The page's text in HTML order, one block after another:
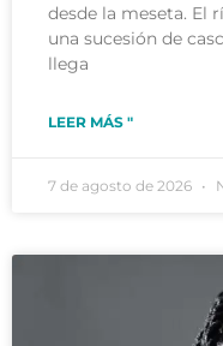
desde la meseta. El
una sucesión de
llega
LEER MÁS "
7 de agosto de 2026